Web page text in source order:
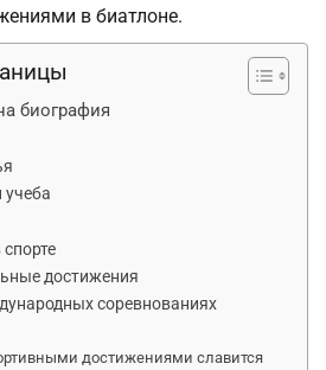
в биатлоне.
биография
учеба
достижения
соревнованиях
достижениями славится